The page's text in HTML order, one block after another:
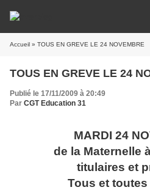
Accueil » TOUS EN GREVE LE 24 NOVEMBRE
TOUS EN GREVE LE 24
Publié le 17/11/2009 à 20:49
Par CGT Education 31
MARDI 24
de la Maternelle
titulaires et
Tous et